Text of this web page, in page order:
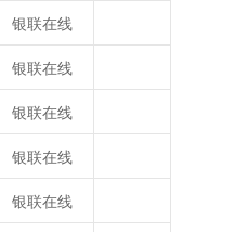
银联在线
银联在线
银联在线
银联在线
银联在线